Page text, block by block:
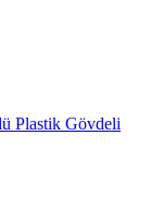
Plastik Gövdeli